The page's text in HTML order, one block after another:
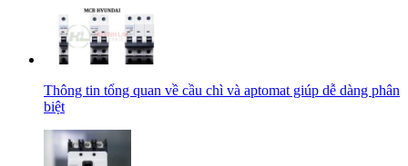
Thông tin tổng quan về cầu chì và aptomat giúp dễ dàng phân
biệt